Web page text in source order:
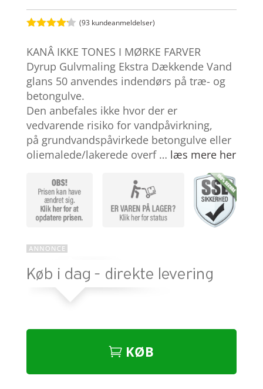
som4.1
ud af 5
baseret
på
kundebedø
mmelser
(93 kundeanmeldelser)
KANÂ IKKE TONES I MØRKE FARVER
Dyrup Gulvmaling Ekstra Dækkende Vand
glans 50 anvendes indendørs på træ- og
betongulve.
Den anbefales ikke hvor der er
vedvarende risiko for vandpåvirkning,
på grundvandspåvirkede betongulve eller
oliemalede/lakerede overf … læs mere her
KØB